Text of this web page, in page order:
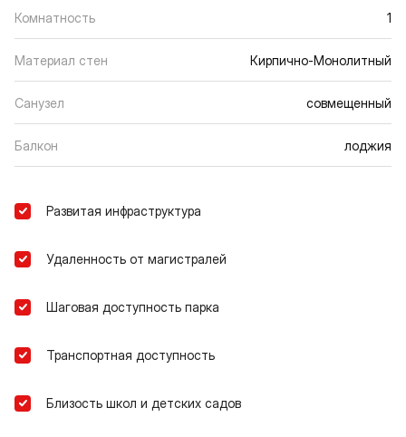
Комнатность 1
Материал стен Кирпично-Монолитный
Санузел совмещенный
Балкон лоджия
Развитая инфраструктура
Удаленность от магистралей
Шаговая доступность парка
Транспортная доступность
Близость школ и детских садов